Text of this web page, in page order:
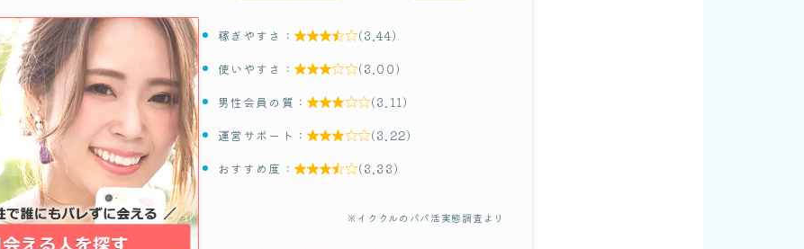
稼ぎやすさ： (3.44)
使いやすさ： (3.00)
男性会員の質： (3.11)
運営サポート： (3.22)
おすすめ度： (3.33)
※イククルのパパ活実態調査より